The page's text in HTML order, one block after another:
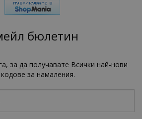
бюлетин
за да получавате Всички най-нови
за намаления.